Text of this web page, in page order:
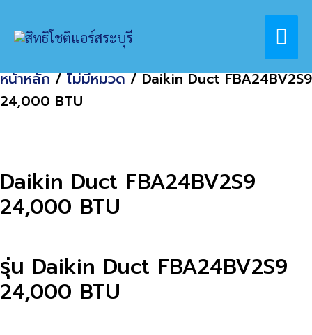
Home
สินค้า
Daikin Duct FBA24BV2S9 24,000 BTU
หน้าหลัก/ไม่มีหมวด/ Daikin Duct FBA24BV2S9
24,000 BTU
Daikin Duct FBA24BV2S9
24,000 BTU
รุ่น Daikin Duct FBA24BV2S9
24,000 BTU